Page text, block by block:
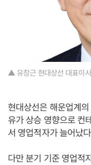
▲ 유창근 현대상선 대표이
현대상선은 해운업계
유가 상승 영향으로 컨
서 영업적자가 늘어났
다만 분기 기준 영업적